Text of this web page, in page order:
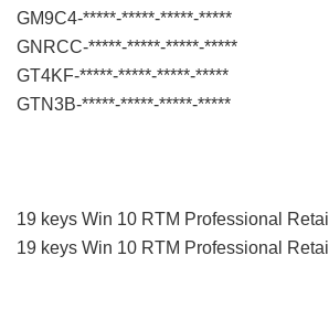
GM9C4-*****-*****-*****-*****
GNRCC-*****-*****-*****-*****
GT4KF-*****-*****-*****-*****
GTN3B-*****-*****-*****-*****
19 keys Win 10 RTM Professional Retail
19 keys Win 10 RTM Professional Retail